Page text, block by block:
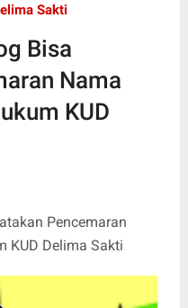
Sakti
Bisa
Nama
KUD
Pencemaran
KUD Delima Sakti